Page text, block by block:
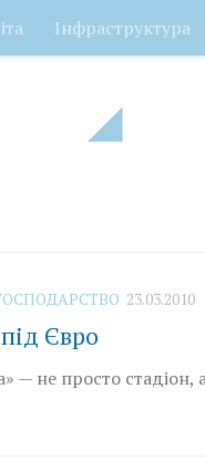
Інфраструктура
23.03.2010
Євро
— не просто стадіон,